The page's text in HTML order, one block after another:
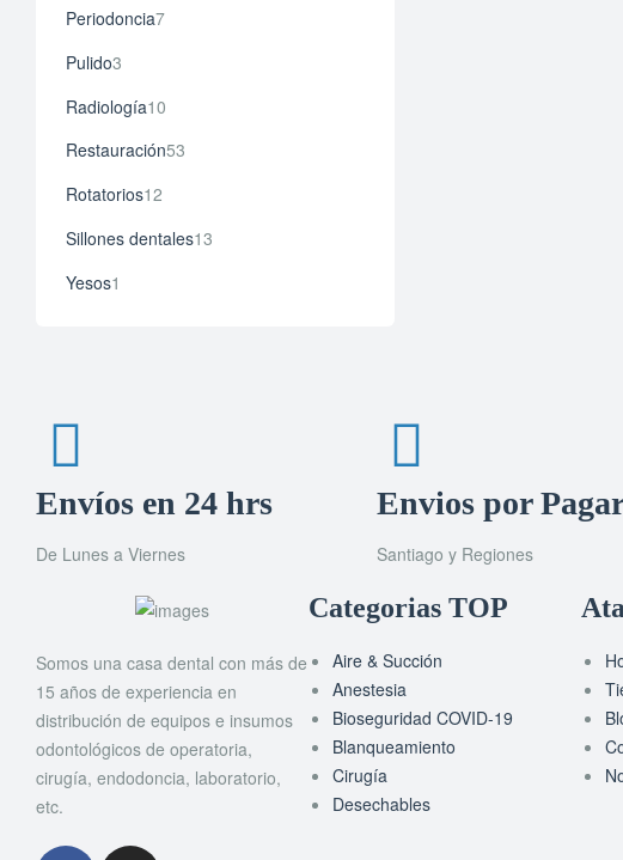
Periodoncia7
Pulido3
Radiología10
Restauración53
Rotatorios12
Sillones dentales13
Yesos1
Envíos en 24 hrs
De Lunes a Viernes
Envios por
Santiago y Regiones
Somos una casa dental con más de
15 años de experiencia en
distribución de equipos e insumos
odontológicos de operatoria,
cirugía, endodoncia, laboratorio,
etc.
Categorias TOP
Aire & Succión
Anestesia
Bioseguridad COVID-19
Blanqueamiento
Cirugía
Desechables